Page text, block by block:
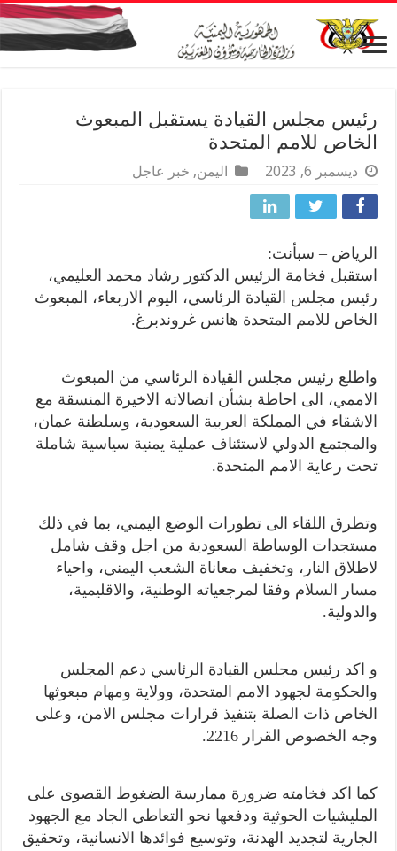
رئيس مجلس القيادة يستقبل المبعوث
الخاص للامم المتحدة
ديسمبر 6, 2023 اليمن, خبر عاجل
الرياض – سبأنت:
استقبل فخامة الرئيس الدكتور رشاد محمد العليمي،
رئيس مجلس القيادة الرئاسي، اليوم الاربعاء، المبعوث
الخاص للامم المتحدة هانس غروندبرغ.
واطلع رئيس مجلس القيادة الرئاسي من المبعوث
الاممي، الى احاطة بشأن اتصالاته الاخيرة المنسقة مع
الاشقاء في المملكة العربية السعودية، وسلطنة عمان،
والمجتمع الدولي لاستئناف عملية يمنية سياسية شاملة
تحت رعاية الامم المتحدة.
وتطرق اللقاء الى تطورات الوضع اليمني، بما في ذلك
مستجدات الوساطة السعودية من اجل وقف شامل
لاطلاق النار، وتخفيف معاناة الشعب اليمني، واحياء
مسار السلام وفقا لمرجعياته الوطنية، والاقليمية،
والدولية.
و اكد رئيس مجلس القيادة الرئاسي دعم المجلس
والحكومة لجهود الامم المتحدة، وولاية ومهام مبعوثها
الخاص ذات الصلة بتنفيذ قرارات مجلس الامن، وعلى
وجه الخصوص القرار 2216.
كما اكد فخامته ضرورة ممارسة الضغوط القصوى على
المليشيات الحوثية ودفعها نحو التعاطي الجاد مع الجهود
الجارية لتجديد الهدنة، وتوسيع فوائدها الانسانية، وتحقيق